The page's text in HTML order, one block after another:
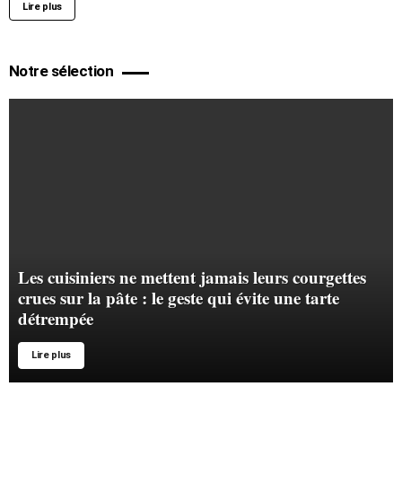
Lire plus
Notre sélection
Les cuisiniers ne mettent jamais leurs courgettes
crues sur la pâte : le geste qui évite une tarte
détrempée
Lire plus